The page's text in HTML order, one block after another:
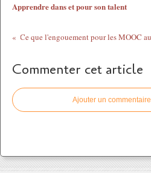
Apprendre dans et pour son talent
Commenter cet article
Ajouter un commentaire